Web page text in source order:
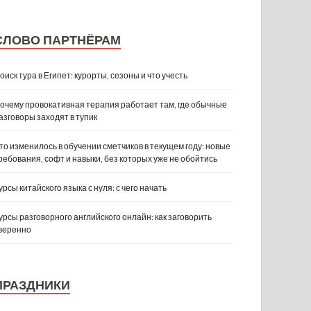
ПАРТНЁРАМ
тура в Египет: курорты, сезоны и что учесть
провокативная терапия работает там, где обычные
заходят в тупик
изменилось в обучении сметчиков в текущем году: новые
софт и навыки, без которых уже не обойтись
китайского языка с нуля: с чего начать
разговорного английского онлайн: как заговорить